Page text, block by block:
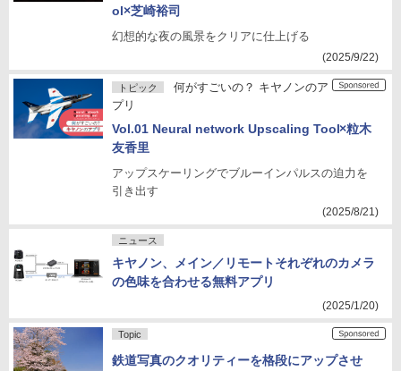
ol×芝崎裕司
幻想的な夜の風景をクリアに仕上げる
(2025/9/22)
トピック
何がすごいの？ キヤノンのア
プリ
Vol.01 Neural network Upscaling Tool×粒木
友香里
アップスケーリングでブルーインパルスの迫力を
引き出す
(2025/8/21)
ニュース
キヤノン、メイン／リモートそれぞれのカメラ
の色味を合わせる無料アプリ
(2025/1/20)
Topic
鉄道写真のクオリティーを格段にアップさせ